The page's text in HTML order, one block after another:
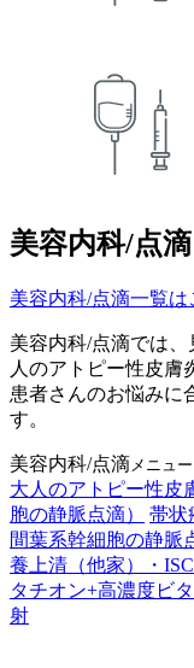
美容内科/点滴
美容内科/点滴一覧は
美容内科/点滴では
人のアトピー性皮膚
患者さんのお悩みに
す。
美容内科/点滴 メニュ
大人のアトピー性皮
胞の静脈点滴）
帯状
間葉系幹細胞の静脈
養上清（他家）・
タチオン+高濃度ビタ
射